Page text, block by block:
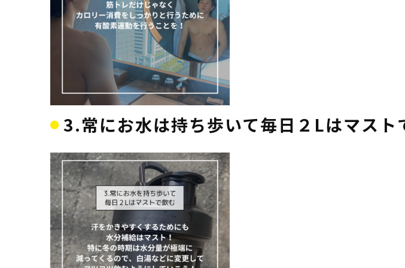
3.常にお水は持ち歩いて毎日２Lはマスト